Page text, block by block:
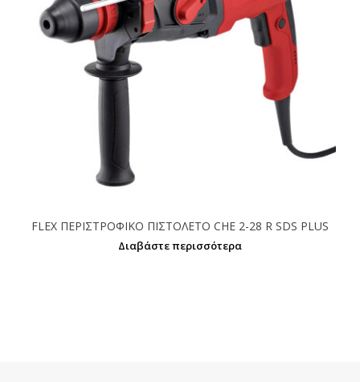
FLEX ΠΕΡΙΣΤΡΟΦΙΚΟ ΠΙΣΤΟΛΕΤΟ CHE 2-28 R SDS PLUS
Διαβάστε περισσότερα